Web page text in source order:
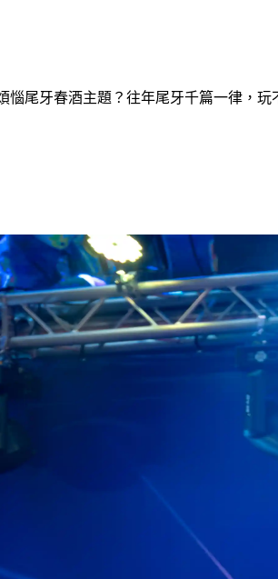
惱尾牙春酒主題？往年尾牙千篇一律，